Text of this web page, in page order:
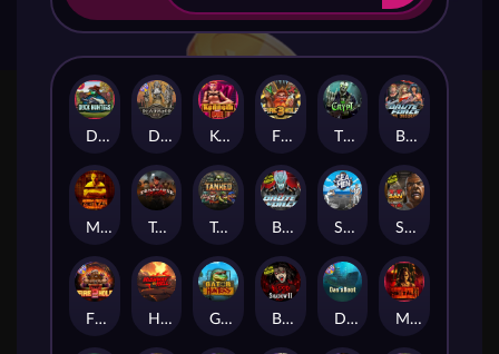
Seamen
Duck Hunters Fire in the Hole 3
Highway to Hell
Brute Force
Mental 2
Tombstone Slaughter San Quentin 2: Death Row
Blood & Shadow 2
Mental
The Crypt
Deadwood R.I.P Brute Force: Alien Onslaught
Gator Hunters
Kenneth Must Die
Fire in the Hole 2
Tanked
Das xBoot